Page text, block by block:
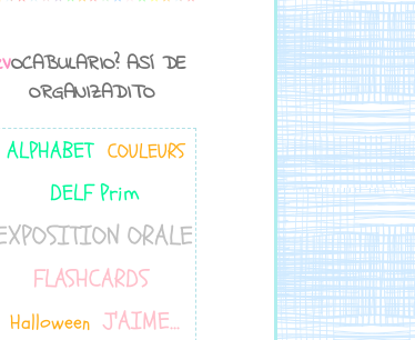
ASÍ DE
ORGANIZADITO
ALPHABET COULEURS
DELF Prim
ORALE
FLASHCARDS
Halloween J'AIME...